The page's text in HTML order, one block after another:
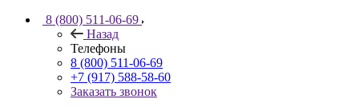
8 (800) 511-06-69
Назад
Телефоны
8 (800) 511-06-69
+7 (917) 588-58-60
Заказать звонок